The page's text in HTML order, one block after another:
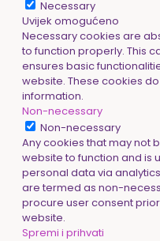
Necessary
Uvijek omogućeno
Necessary cookies are
to function properly. This
ensures basic
website. These cookies
information.
Non-necessary
Non-necessary
Any cookies that may not
website to function and is
personal data via
are termed as non-
procure user consent
website.
Spremi i prihvati